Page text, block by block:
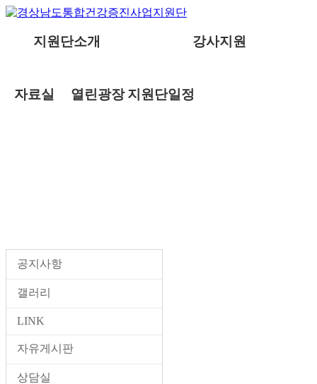
지원단소개 강사지원
자료실 열린광장 지원단일정
공지사항
갤러리
LINK
자유게시판
상담실